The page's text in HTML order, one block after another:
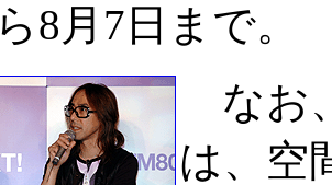
ら8月7日まで。
なお
は、空